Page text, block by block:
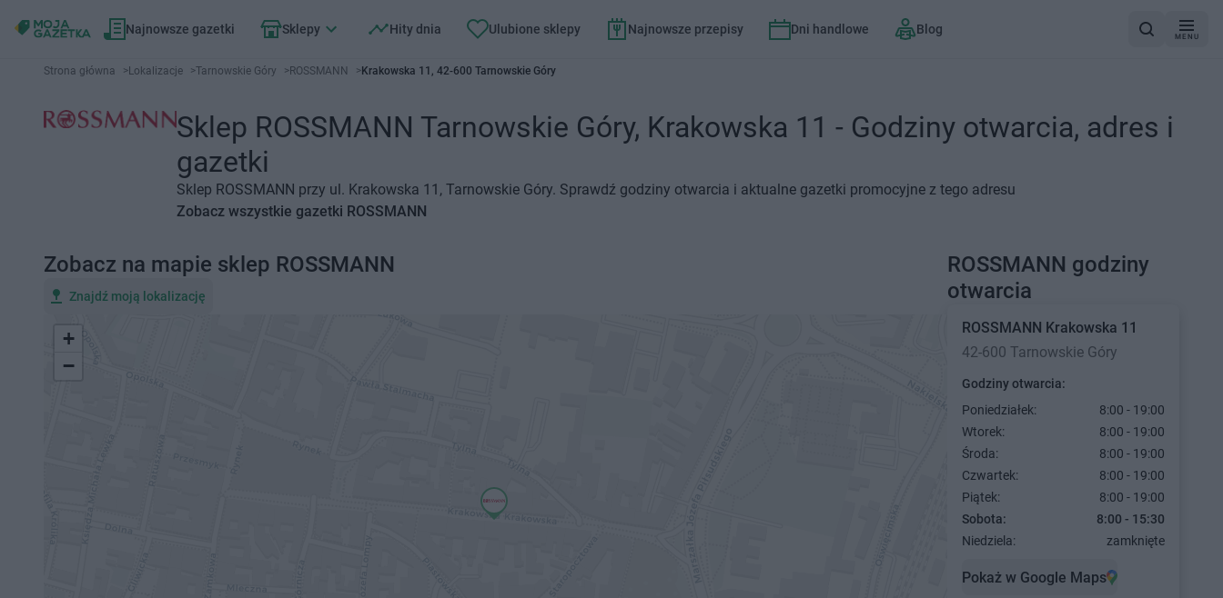
Najnowsze gazetki Sklepy Hity dnia Ulubione sklepy Najnowsze przepisy Dni handlowe Blog
MENU
Strona główna >Lokalizacje >Tarnowskie Góry >ROSSMANN >Krakowska 11, 42-600 Tarnowskie Góry
Sklep ROSSMANN Tarnowskie Góry, Krakowska 11 - Godziny otwarcia, adres i
gazetki
Sklep ROSSMANN przy ul. Krakowska 11, Tarnowskie Góry. Sprawdź godziny otwarcia i aktualne gazetki promocyjne z tego adresu
Zobacz wszystkie gazetki ROSSMANN
ROSSMANN godziny
otwarcia
ROSSMANN Krakowska 11
42-600 Tarnowskie Góry
Godziny otwarcia:
Poniedziałek:
8:00 - 19:00
Wtorek:
8:00 - 19:00
Środa:
8:00 - 19:00
Czwartek:
8:00 - 19:00
Piątek:
8:00 - 19:00
Sobota:
8:00 - 15:30
Niedziela:
zamknięte
Pokaż w Google Maps
Zobacz na mapie sklep ROSSMANN
Znajdź moją lokalizację
+
−